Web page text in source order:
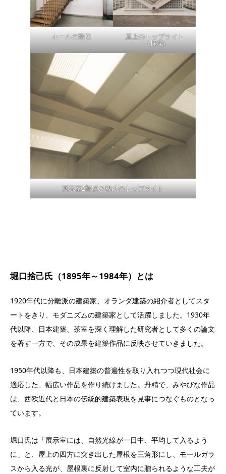
ホールの階段 屋上のトップライト
（採光)
展示室2階吹き抜けのトップライト
堀口捨己氏（1895年～1984年）とは
1920年代に分離派の建築家、オランダ建築の紹介者としてスタ
ートをきり、モダニズムの建築家として活躍しました。1930年
代以降、日本建築、茶室を深く理解した研究者として多くの論文
を著す一方で、その成果を建築作品に反映させていきました。
1950年代以降も、日本建築の普遍性を取り入れつつ現代社会に
適応した、幅広い作品を作り続けました。丹精で、みやびな作品
は、西欧近代と日本の伝統的建築表現を見事につなぐものとなっ
ています。
堀口氏は「展示室には、自然光線が一日中、平均して入るよう
に」と、屋上の四方に突き出した屋根を三角形にし、モールガラ
スから入る光が、屋根裏に反射して室内に贈られるような工夫が